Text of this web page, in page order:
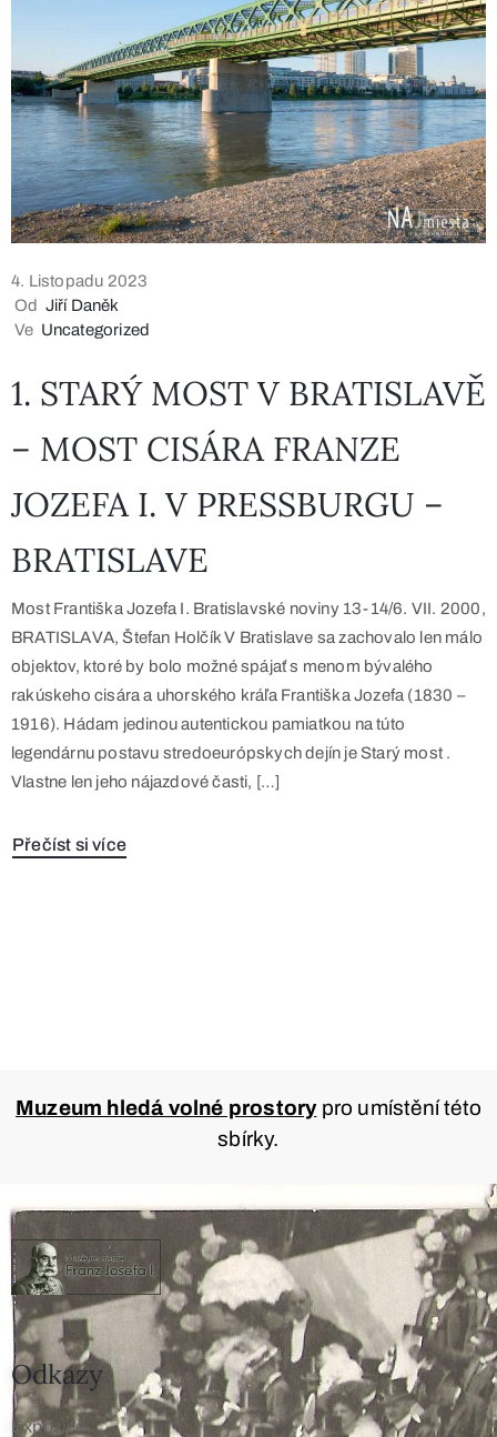
4. Listopadu 2023
Od Jiří Daněk
Ve Uncategorized
1. STARÝ MOST V BRATISLAVĚ
– MOST CISÁRA FRANZE
JOZEFA I. V PRESSBURGU –
BRATISLAVE
Most Františka Jozefa I. Bratislavské noviny 13-14/6. VII. 2000,
BRATISLAVA, Štefan Holčík V Bratislave sa zachovalo len málo
objektov, ktoré by bolo možné spájať s menom bývalého
rakúskeho cisára a uhorského kráľa Františka Jozefa (1830 –
1916). Hádam jedinou autentickou pamiatkou na túto
legendárnu postavu stredoeurópskych dejín je Starý most .
Vlastne len jeho nájazdové časti, […]
Přečíst si více
Muzeum hledá volné prostorypro umístění této
sbírky.
Odkazy
Expozice